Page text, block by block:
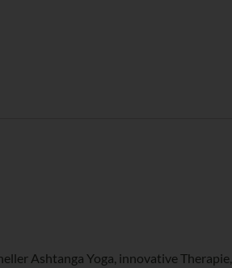
Ashtanga Yoga, innovative Therapie,